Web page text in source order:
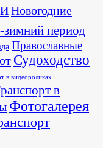
Новогодние
зимний период
Православные
Судоходство
в видеороликах
в
Фотогалерея